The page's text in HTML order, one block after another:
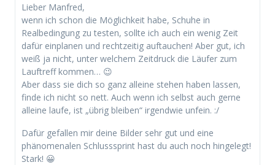
Lieber Manfred,
wenn ich schon die Möglichkeit habe, Schuhe in
Realbedingung zu testen, sollte ich auch ein wenig Zeit
dafür einplanen und rechtzeitig auftauchen! Aber gut, ich
weiß ja nicht, unter welchem Zeitdruck die Läufer zum
Lauftreff kommen… 😉
Aber dass sie dich so ganz alleine stehen haben lassen,
finde ich nicht so nett. Auch wenn ich selbst auch gerne
alleine laufe, ist „übrig bleiben“ irgendwie unfein. :/
Dafür gefallen mir deine Bilder sehr gut und eine
phänomenalen Schlusssprint hast du auch noch hingelegt!
Stark! 😀